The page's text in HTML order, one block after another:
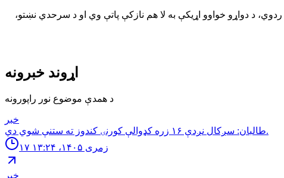
د دواړو خواوو اړیکې به لا هم نازکې پاتې وي او د سرحدي نښتو،
اړوند خبرونه
د همدې موضوع نور راپورونه
خبر
طالبان: سږكال نږدې ١۶ زره كډوالې كورنۍ كندوز ته ستنې شوي دي.
۱۷ زمری ۱۴۰۵، ۱۳:۲۴
خبر